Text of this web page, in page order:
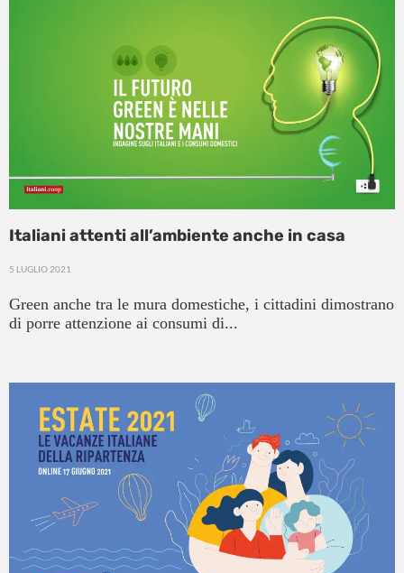
Italiani attenti all’ambiente anche in casa
5 LUGLIO 2021
Green anche tra le mura domestiche, i cittadini dimostrano
di porre attenzione ai consumi di...